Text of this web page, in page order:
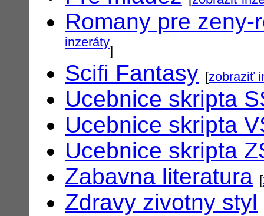
Romany pre
inzeráty]
Scifi Fantasy [zobraziť
Ucebnice skripta
Ucebnice skripta
Ucebnice skripta
Zabavna literatura [
Zdravy zivotny styl